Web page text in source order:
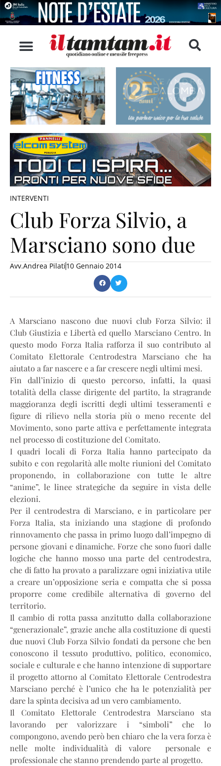
INTERVENTI
Club Forza Silvio, a
Marsciano sono due
Avv.Andrea Pilati10 Gennaio 2014
A Marsciano nascono due nuovi club Forza Silvio: il
Club Giustizia e Libertà ed quello Marsciano Centro. In
questo modo Forza Italia rafforza il suo contributo al
Comitato Elettorale Centrodestra Marsciano che ha
aiutato a far nascere e a far crescere negli ultimi mesi.
Fin dall’inizio di questo percorso, infatti, la quasi
totalità della classe dirigente del partito, la stragrande
maggioranza degli iscritti degli ultimi tesseramenti e
figure di rilievo nella storia più o meno recente del
Movimento, sono parte attiva e perfettamente integrata
nel processo di costituzione del Comitato.
I quadri locali di Forza Italia hanno partecipato da
subito e con regolarità alle molte riunioni del Comitato
proponendo, in collaborazione con tutte le altre
“anime”, le linee strategiche da seguire in vista delle
elezioni.
Per il centrodestra di Marsciano, e in particolare per
Forza Italia, sta iniziando una stagione di profondo
rinnovamento che passa in primo luogo dall’impegno di
persone giovani e dinamiche. Forze che sono fuori dalle
logiche che hanno mosso una parte del centrodestra,
che di fatto ha provato a paralizzare ogni iniziativa utile
a creare un’opposizione seria e compatta che si possa
proporre come credibile alternativa di governo del
territorio.
Il cambio di rotta passa anzitutto dalla collaborazione
“generazionale”, grazie anche alla costituzione di questi
due nuovi Club Forza Silvio fondati da persone che ben
conoscono il tessuto produttivo, politico, economico,
sociale e culturale e che hanno intenzione di supportare
il progetto attorno al Comitato Elettorale Centrodestra
Marsciano perché è l’unico che ha le potenzialità per
dare la spinta decisiva ad un vero cambiamento.
Il Comitato Elettorale Centrodestra Marsciano sta
lavorando per valorizzare i “simboli” che lo
compongono, avendo però ben chiaro che la vera forza è
nelle molte individualità di valore personale e
professionale che stanno prendendo parte al progetto.